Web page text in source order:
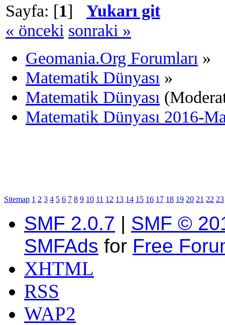
Sayfa: [1] Yukarı git
« önceki sonraki »
Geomania.Org Forumları »
Matematik Dünyası »
Matematik Dünyası
Matematik Dünyası 2016-
Sitemap 1 2 3 4 5 6 7 8 9 10 11 12 13 14 15 16 17 18 19 20 21 22 23
SMF 2.0.7 | SMF ©
SMFAds for Free
XHTML
RSS
WAP2